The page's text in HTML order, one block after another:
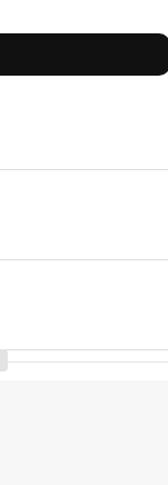
Tráiler en español 'Outcome' (2026)